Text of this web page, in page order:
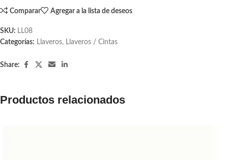
Comparar Agregar a la lista de deseos
SKU: LL08
Categorías: Llaveros, Llaveros / Cintas
Share:
Productos relacionados